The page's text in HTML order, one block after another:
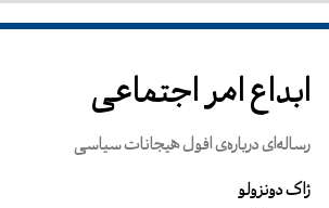
ابداع امر اجتماعی
رساله‌ای درباره‌ی افول هیجانات سیاسی
ژاک دونزولو